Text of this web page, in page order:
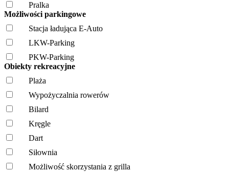
Pralka
Możliwości parkingowe
Stacja ładująca E-Auto
LKW-Parking
PKW-Parking
Obiekty rekreacyjne
Plaża
Wypożyczalnia rowerów
Bilard
Kręgle
Dart
Siłownia
Możliwość skorzystania z grilla